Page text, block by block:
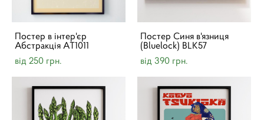
Постер в інтер'єр
Абстракція AT1011
від 250 грн.
Постер Синя в'язниця
(Bluelock) BLK57
від 390 грн.